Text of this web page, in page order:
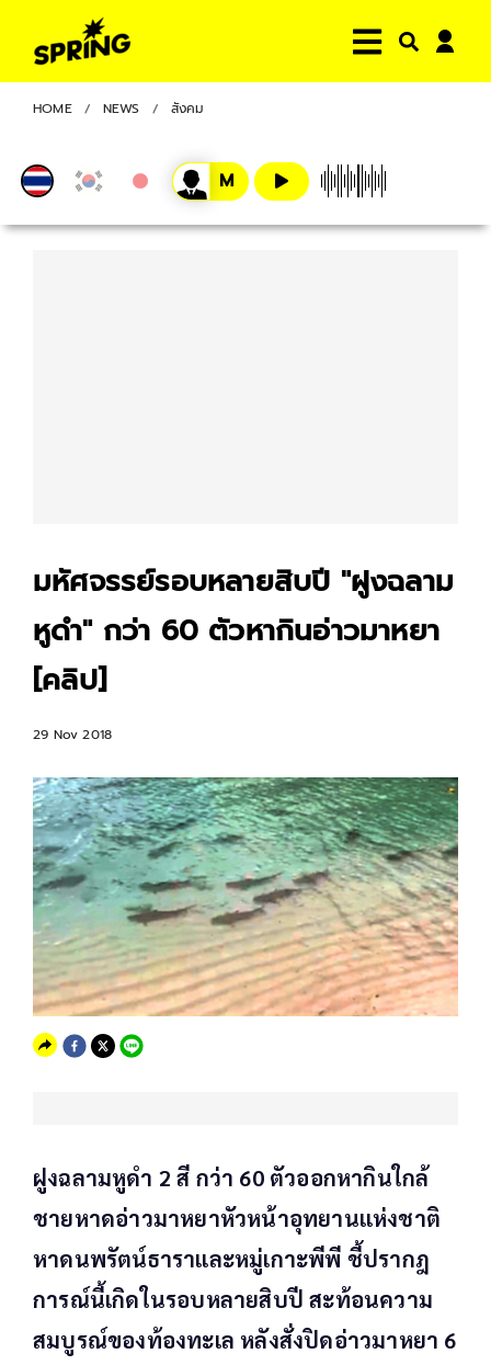
HOME NEWS สังคม
มหัศจรรย์รอบหลายสิบปี "ฝูงฉลาม
หูดำ" กว่า 60 ตัวหากินอ่าวมาหยา
[คลิป]
29 Nov 2018
ฝูงฉลามหูดำ 2 สี กว่า 60 ตัวออกหากินใกล้
ชายหาดอ่าวมาหยาหัวหน้าอุทยานแห่งชาติ
หาดนพรัตน์ธาราและหมู่เกาะพีพี ชี้ปรากฎ
การณ์นี้เกิดในรอบหลายสิบปี สะท้อนความ
สมบูรณ์ของท้องทะเล หลังสั่งปิดอ่าวมาหยา 6